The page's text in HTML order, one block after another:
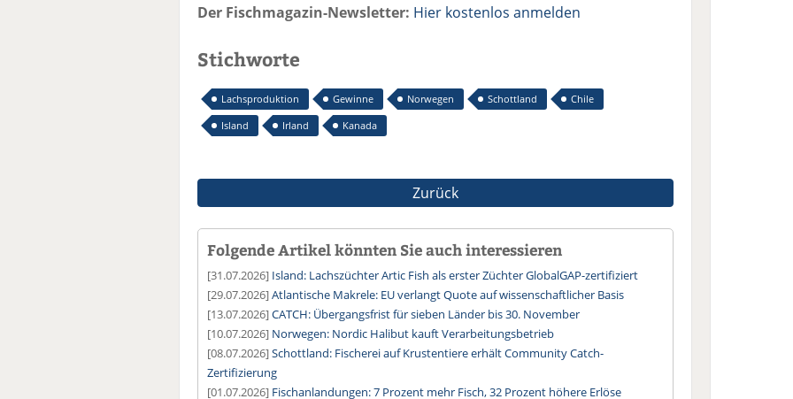
Der Fischmagazin-Newsletter: Hier kostenlos anmelden
Stichworte
Lachsproduktion Gewinne Norwegen Schottland
Chile
Island
Irland Kanada
Zurück
Folgende Artikel könnten Sie auch interessieren
[31.07.2026] Island: Lachszüchter Artic Fish als erster Züchter GlobalGAP-zertifiziert
[29.07.2026]Atlantische Makrele: EU verlangt Quote auf wissenschaftlicher Basis
[13.07.2026]CATCH: Übergangsfrist für sieben Länder bis 30. November
[10.07.2026] Norwegen: Nordic Halibut kauft Verarbeitungsbetrieb
[08.07.2026]Schottland: Fischerei auf Krustentiere erhält Community Catch-
Zertifizierung
[01.07.2026] Fischanlandungen: 7 Prozent mehr Fisch, 32 Prozent höhere Erlöse